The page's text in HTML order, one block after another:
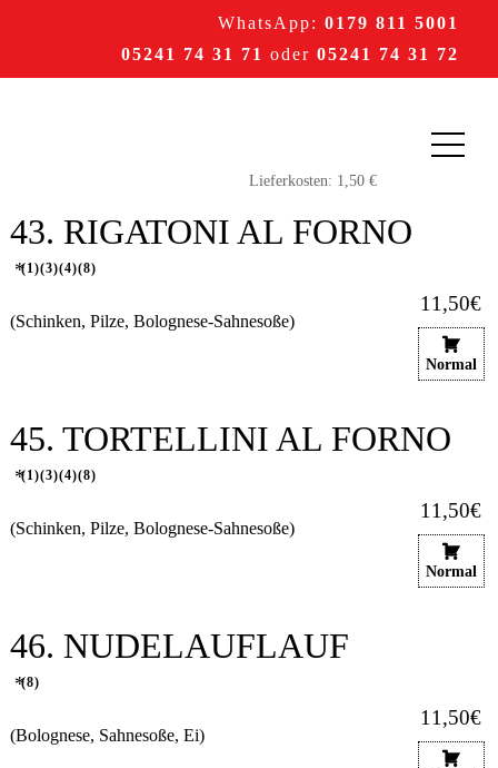
WhatsApp: 0179 811 5001
05241 74 31 71 oder 05241 74 31 72
43. RIGATONI AL FORNO
1 3 4 8
11,50€
Normal
(Schinken, Pilze, Bolognese-Sahnesoße)
45. TORTELLINI AL FORNO
1 3 4 8
11,50€
Normal
(Schinken, Pilze, Bolognese-Sahnesoße)
46. NUDELAUFLAUF
8
11,50€
(Bolognese, Sahnesoße, Ei)